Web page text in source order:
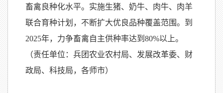
畜禽良种化水平。实施生猪、奶牛、肉牛、肉羊
联合育种计划，不断扩大优良品种覆盖范围。到
2025年，力争畜禽自主供种率达到80%以上。
（责任单位：兵团农业农村局、发展改革委、财
政局、科技局，各师市）